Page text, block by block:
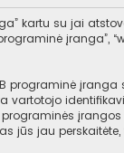
kartu su jai
vartotojo
jūs jau